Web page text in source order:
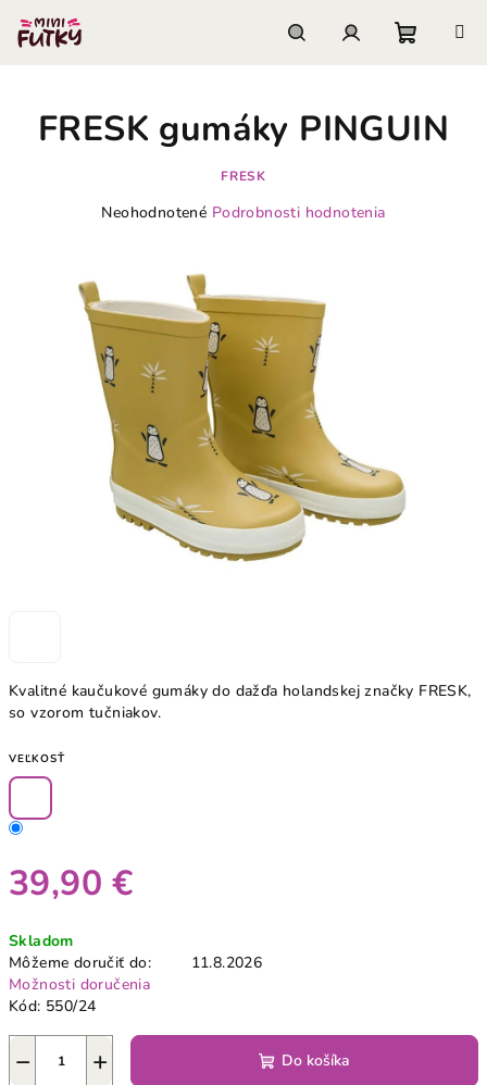
obsah
košík
Kvalitné kaučukové gumáky do dažďa holandskej značky FRESK,
so vzorom tučniakov.
VEĽKOSŤ
39,90 €
cena:
Skladom
Môžeme doručiť do:
11.8.2026
Možnosti doručenia
Kód: 550/24
+
− Do košíka
FRESK gumáky PINGUIN
FRESK
Priemerné
0,0
z
5
hviezdičiek.
Neohodnotené Podrobnosti hodnotenia